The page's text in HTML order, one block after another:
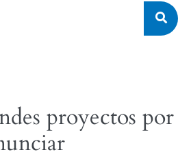
proyectos por